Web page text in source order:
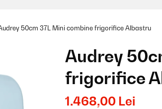
50cm 37L Mini combine frigorifice Albastru
Audrey
frigorifice
1.468,00 Lei